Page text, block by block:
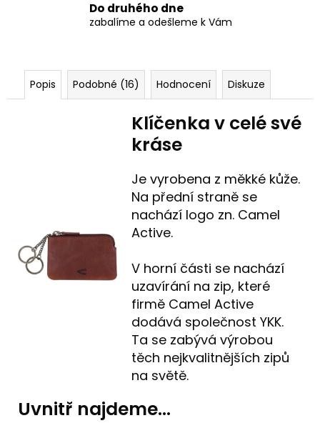
Do druhého dne
zabalíme a odešleme k Vám
Popis Podobné (16) Hodnocení Diskuze
Klíčenka v celé své
kráse
Je vyrobena z měkké kůže.
Na přední straně se
nachází logo zn. Camel
Active.
V horní části se nachází
uzavírání na zip, které
firmě Camel Active
dodává společnost YKK.
Ta se zabývá výrobou
těch nejkvalitnějších zipů
na světě.
Uvnitř najdeme...